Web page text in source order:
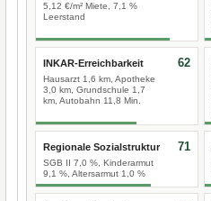
5,12 €/m² Miete, 7,1 %
Leerstand
INKAR-Erreichbarkeit
Hausarzt 1,6 km, Apotheke
3,0 km, Grundschule 1,7
km, Autobahn 11,8 Min.
62
Regionale Sozialstruktur
SGB II 7,0 %, Kinderarmut
9,1 %, Altersarmut 1,0 %
71